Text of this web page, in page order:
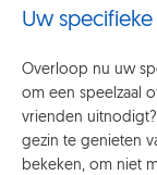
Uw
Overloop nu uw
om een speelzaal
vrienden
gezin te genieten
bekeken, om niet